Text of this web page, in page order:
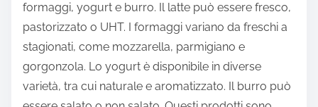
formaggi, yogurt e burro. Il latte può essere fresco,
pastorizzato o UHT. I formaggi variano da freschi a
stagionati, come mozzarella, parmigiano e
gorgonzola. Lo yogurt è disponibile in diverse
varietà, tra cui naturale e aromatizzato. Il burro può